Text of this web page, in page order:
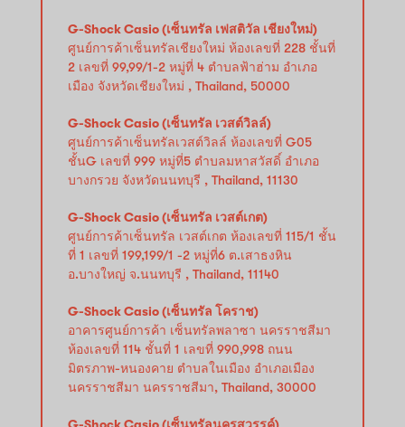
G-Shock Casio (เซ็นทรัล เฟสติวัล เชียงใหม่)
ศูนย์การค้าเซ็นทรัลเชียงใหม่ ห้องเลขที่ 228 ชั้นที่
2 เลขที่ 99,99/1-2 หมู่ที่ 4 ตำบลฟ้าฮ่าม อำเภอ
เมือง จังหวัดเชียงใหม่ , Thailand, 50000
G-Shock Casio (เซ็นทรัล เวสต์วิลล์)
ศูนย์การค้าเซ็นทรัลเวสต์วิลล์ ห้องเลขที่ G05
ชั้นG เลขที่ 999 หมู่ที่5 ตำบลมหาสวัสดิ์ อำเภอ
บางกรวย จังหวัดนนทบุรี , Thailand, 11130
G-Shock Casio (เซ็นทรัล เวสต์เกต)
ศูนย์การค้าเซ็นทรัล เวสต์เกต ห้องเลขที่ 115/1 ชั้น
ที่ 1 เลขที่ 199,199/1 -2 หมู่ที่6 ต.เสาธงหิน
อ.บางใหญ่ จ.นนทบุรี , Thailand, 11140
G-Shock Casio (เซ็นทรัล โคราช)
อาคารศูนย์การค้า เซ็นทรัลพลาซา นครราชสีมา
ห้องเลขที่ 114 ชั้นที่ 1 เลขที่ 990,998 ถนน
มิตรภาพ-หนองคาย ตำบลในเมือง อำเภอเมือง
นครราชสีมา นครราชสีมา, Thailand, 30000